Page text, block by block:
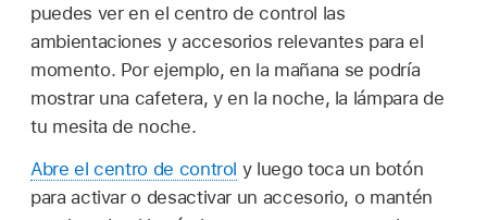
puedes ver en el centro de control las
ambientaciones y accesorios relevantes para el
momento. Por ejemplo, en la mañana se podría
mostrar una cafetera, y en la noche, la lámpara de
tu mesita de noche.
Abre el centro de control y luego toca un botón
para activar o desactivar un accesorio, o mantén